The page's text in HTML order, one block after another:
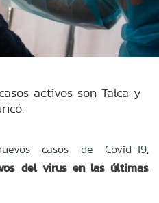
activos son Talca y
casos de Covid-19,
del virus en las últimas